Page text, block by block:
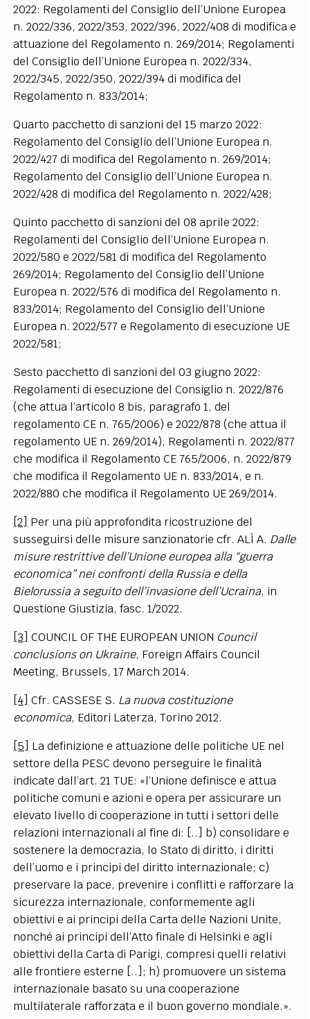
2022: Regolamenti del Consiglio dell’Unione Europea
n. 2022/336, 2022/353, 2022/396, 2022/408 di modifica e
attuazione del Regolamento n. 269/2014; Regolamenti
del Consiglio dell’Unione Europea n. 2022/334,
2022/345, 2022/350, 2022/394 di modifica del
Regolamento n. 833/2014;
Quarto pacchetto di sanzioni del 15 marzo 2022:
Regolamento del Consiglio dell’Unione Europea n.
2022/427 di modifica del Regolamento n. 269/2014;
Regolamento del Consiglio dell’Unione Europea n.
2022/428 di modifica del Regolamento n. 2022/428;
Quinto pacchetto di sanzioni del 08 aprile 2022:
Regolamenti del Consiglio dell’Unione Europea n.
2022/580 e 2022/581 di modifica del Regolamento
269/2014; Regolamento del Consiglio dell’Unione
Europea n. 2022/576 di modifica del Regolamento n.
833/2014; Regolamento del Consiglio dell’Unione
Europea n. 2022/577 e Regolamento di esecuzione UE
2022/581;
Sesto pacchetto di sanzioni del 03 giugno 2022:
Regolamenti di esecuzione del Consiglio n. 2022/876
(che attua l’articolo 8 bis, paragrafo 1, del
regolamento CE n. 765/2006) e 2022/878 (che attua il
regolamento UE n. 269/2014), Regolamenti n. 2022/877
che modifica il Regolamento CE 765/2006, n. 2022/879
che modifica il Regolamento UE n. 833/2014, e n.
2022/880 che modifica il Regolamento UE 269/2014.
[2] Per una più approfondita ricostruzione del
susseguirsi delle misure sanzionatorie cfr. ALÌ A. Dalle
misure restrittive dell’Unione europea alla “guerra
economica” nei confronti della Russia e della
Bielorussia a seguito dell’invasione dell’Ucraina, in
Questione Giustizia, fasc.1/2022.
[3] COUNCIL OF THE EUROPEAN UNION Council
conclusions on Ukraine, Foreign Affairs Council
Meeting, Brussels, 17 March 2014.
[4] Cfr. CASSESE S. La nuova costituzione
economica, Editori Laterza, Torino 2012.
[5] La definizione e attuazione delle politiche UE nel
settore della PESC devono perseguire le finalità
indicate dall’art. 21 TUE: «l’Unione definisce e attua
politiche comuni e azioni e opera per assicurare un
elevato livello di cooperazione in tutti i settori delle
relazioni internazionali al fine di: [..] b) consolidare e
sostenere la democrazia, lo Stato di diritto, i diritti
dell’uomo e i principi del diritto internazionale; c)
preservare la pace, prevenire i conflitti e rafforzare la
sicurezza internazionale, conformemente agli
obiettivi e ai principi della Carta delle Nazioni Unite,
nonché ai principi dell’Atto finale di Helsinki e agli
obiettivi della Carta di Parigi, compresi quelli relativi
alle frontiere esterne [..]; h) promuovere un sistema
internazionale basato su una cooperazione
multilaterale rafforzata e il buon governo mondiale.».